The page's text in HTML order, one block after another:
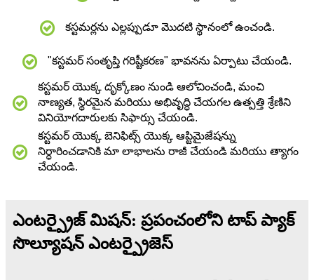
కస్టమర్లను ఎల్లప్పుడూ మొదటి స్థానంలో ఉంచండి.
"కస్టమర్ సంతృప్తి గరిష్టీకరణ" భావనను ఏర్పాటు చేయండి.
కస్టమర్ యొక్క దృక్కోణం నుండి ఆలోచించండి, మంచి
నాణ్యత, స్థిరమైన మరియు అభివృద్ధి చేయగల ఉత్పత్తి శ్రేణిని
వినియోగదారులకు సిఫార్సు చేయండి.
కస్టమర్ యొక్క బెనిఫిట్స్ యొక్క ఆప్టిమైజేషన్ను
నిర్ధారించడానికి మా లాభాలను రాజీ చేయండి మరియు త్యాగం
చేయండి.
ఎంటర్ప్రైజ్ మిషన్: ప్రపంచంలోని టాప్ ప్యాక్
సొల్యూషన్ ఎంటర్ప్రైజెస్